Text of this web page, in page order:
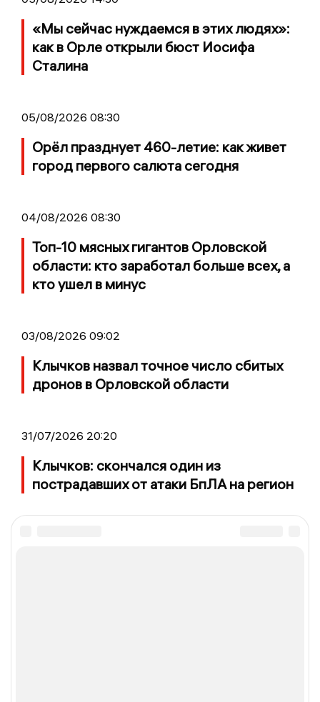
«Мы сейчас нуждаемся в этих людях»:
как в Орле открыли бюст Иосифа
Сталина
05/08/2026 08:30
Орёл празднует 460-летие: как живет
город первого салюта сегодня
04/08/2026 08:30
Топ-10 мясных гигантов Орловской
области: кто заработал больше всех, а
кто ушел в минус
03/08/2026 09:02
Клычков назвал точное число сбитых
дронов в Орловской области
31/07/2026 20:20
Клычков: скончался один из
пострадавших от атаки БпЛА на регион